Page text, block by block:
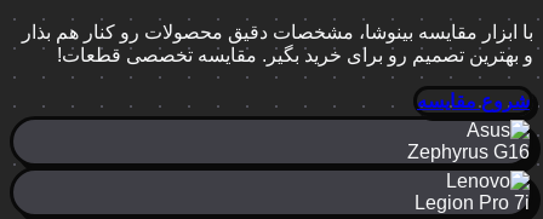
با ابزار مقایسه بینوشا، مشخصات دقیق محصولات رو کنار هم بذار
و بهترین تصمیم رو برای خرید بگیر. مقایسه تخصصی قطعات!
شروع مقایسه
Zephyrus G16
Legion Pro 7i